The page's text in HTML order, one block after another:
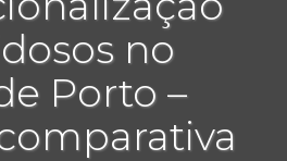
no
Porto –